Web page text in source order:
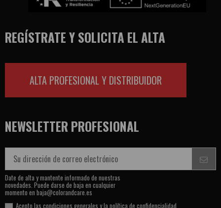
REGÍSTRATE Y SOLICITA EL ALTA
ALTA PROFESIONAL Y DISTRIBUIDOR
NEWSLETTER PROFESIONAL
Date de alta y mantente informado de nuestras
novedades. Puede darse de baja en cualquier
momento en baja@colorandcare.es
Acepto las condiciones generales y la política de confidencialidad